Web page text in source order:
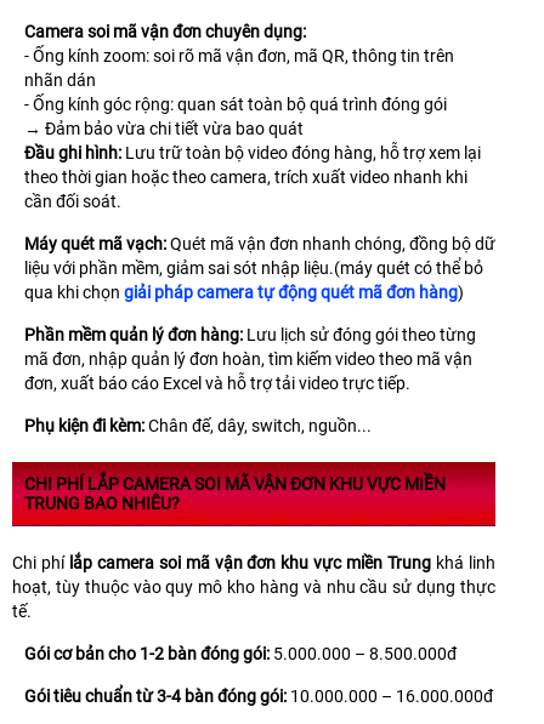
Camera soi mã vận đơn chuyên dụng:
- Ống kính zoom: soi rõ mã vận đơn, mã QR, thông tin trên
nhãn dán
- Ống kính góc rộng: quan sát toàn bộ quá trình đóng gói
→ Đảm bảo vừa chi tiết vừa bao quát
Đầu ghi hình: Lưu trữ toàn bộ video đóng hàng, hỗ trợ xem lại
theo thời gian hoặc theo camera, trích xuất video nhanh khi
cần đối soát.
Máy quét mã vạch:Quét mã vận đơn nhanh chóng, đồng bộ dữ
liệu với phần mềm, giảm sai sót nhập liệu.(máy quét có thể bỏ
qua khi chọn giải pháp camera tự động quét mã đơn hàng)
Phần mềm quản lý đơn hàng: Lưu lịch sử đóng gói theo từng
mã đơn, nhập quản lý đơn hoàn, tìm kiếm video theo mã vận
đơn, xuất báo cáo Excel và hỗ trợ tải video trực tiếp.
Phụ kiện đi kèm:Chân đế, dây, switch, nguồn...
CHI PHÍ LẮP CAMERA SOI MÃ VẬN ĐƠN KHU VỰC MIỀN
TRUNG BAO NHIÊU?
Chi phí lắp camera soi mã vận đơn khu vực miền Trung khá linh
hoạt, tùy thuộc vào quy mô kho hàng và nhu cầu sử dụng thực
tế.
Gói cơ bản cho 1-2 bàn đóng gói: 5.000.000 – 8.500.000đ
Gói tiêu chuẩn từ 3-4 bàn đóng gói: 10.000.000 – 16.000.000đ